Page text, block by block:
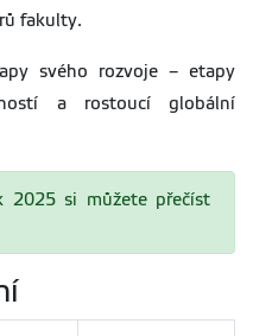
fakulty.
svého rozvoje – etapy
a rostoucí globální
2025 si můžete přečíst